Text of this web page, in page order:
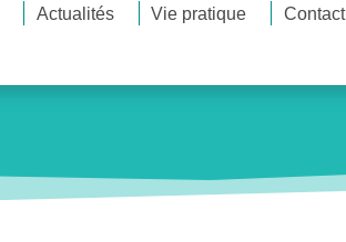
Actualités Vie pratique Contact